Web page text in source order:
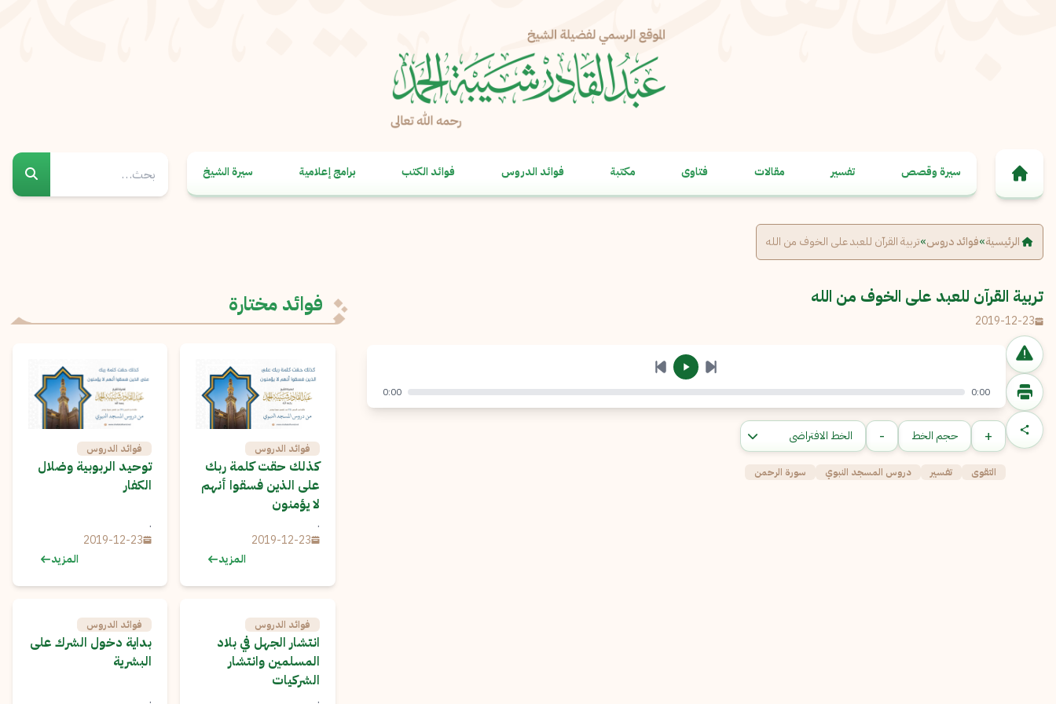
سيرة وقصص تفسير مقالات فتاوى مكتبة فوائد الدروس فوائد الكتب برامج إعلامية سيرة الشيخ
الرئيسية»فوائد دروس»تربية القرآن للعبد على الخوف من الله
تربية القرآن للعبد على الخوف من الله
2019-12-23
الإبلاغ عن مشكلة
البريد الإلكتروني*
إرسال
نسخ
0:00
0:00
+ حجم الخط -
التقوى تفسير دروس المسجد النبوي سورة الرحمن
فوائد مختارة
فوائد الدروس
كذلك حقت كلمة ربك
على الذين فسقوا أنهم
لا يؤمنون
.
2019-12-23
المزيد
فوائد الدروس
توحيد الربوبية وضلال
الكفار
.
2019-12-23
المزيد
فوائد الدروس
انتشار الجهل في بلاد
المسلمين وانتشار
الشركيات
.
فوائد الدروس
بداية دخول الشرك على
البشرية
.